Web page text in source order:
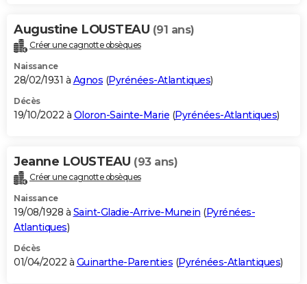
Augustine LOUSTEAU (91 ans)
Créer une cagnotte obsèques
Naissance
28/02/1931 à Agnos (Pyrénées-Atlantiques)
Décès
19/10/2022 à Oloron-Sainte-Marie (Pyrénées-Atlantiques)
Jeanne LOUSTEAU (93 ans)
Créer une cagnotte obsèques
Naissance
19/08/1928 à Saint-Gladie-Arrive-Munein (Pyrénées-
Atlantiques)
Décès
01/04/2022 à Guinarthe-Parenties (Pyrénées-Atlantiques)